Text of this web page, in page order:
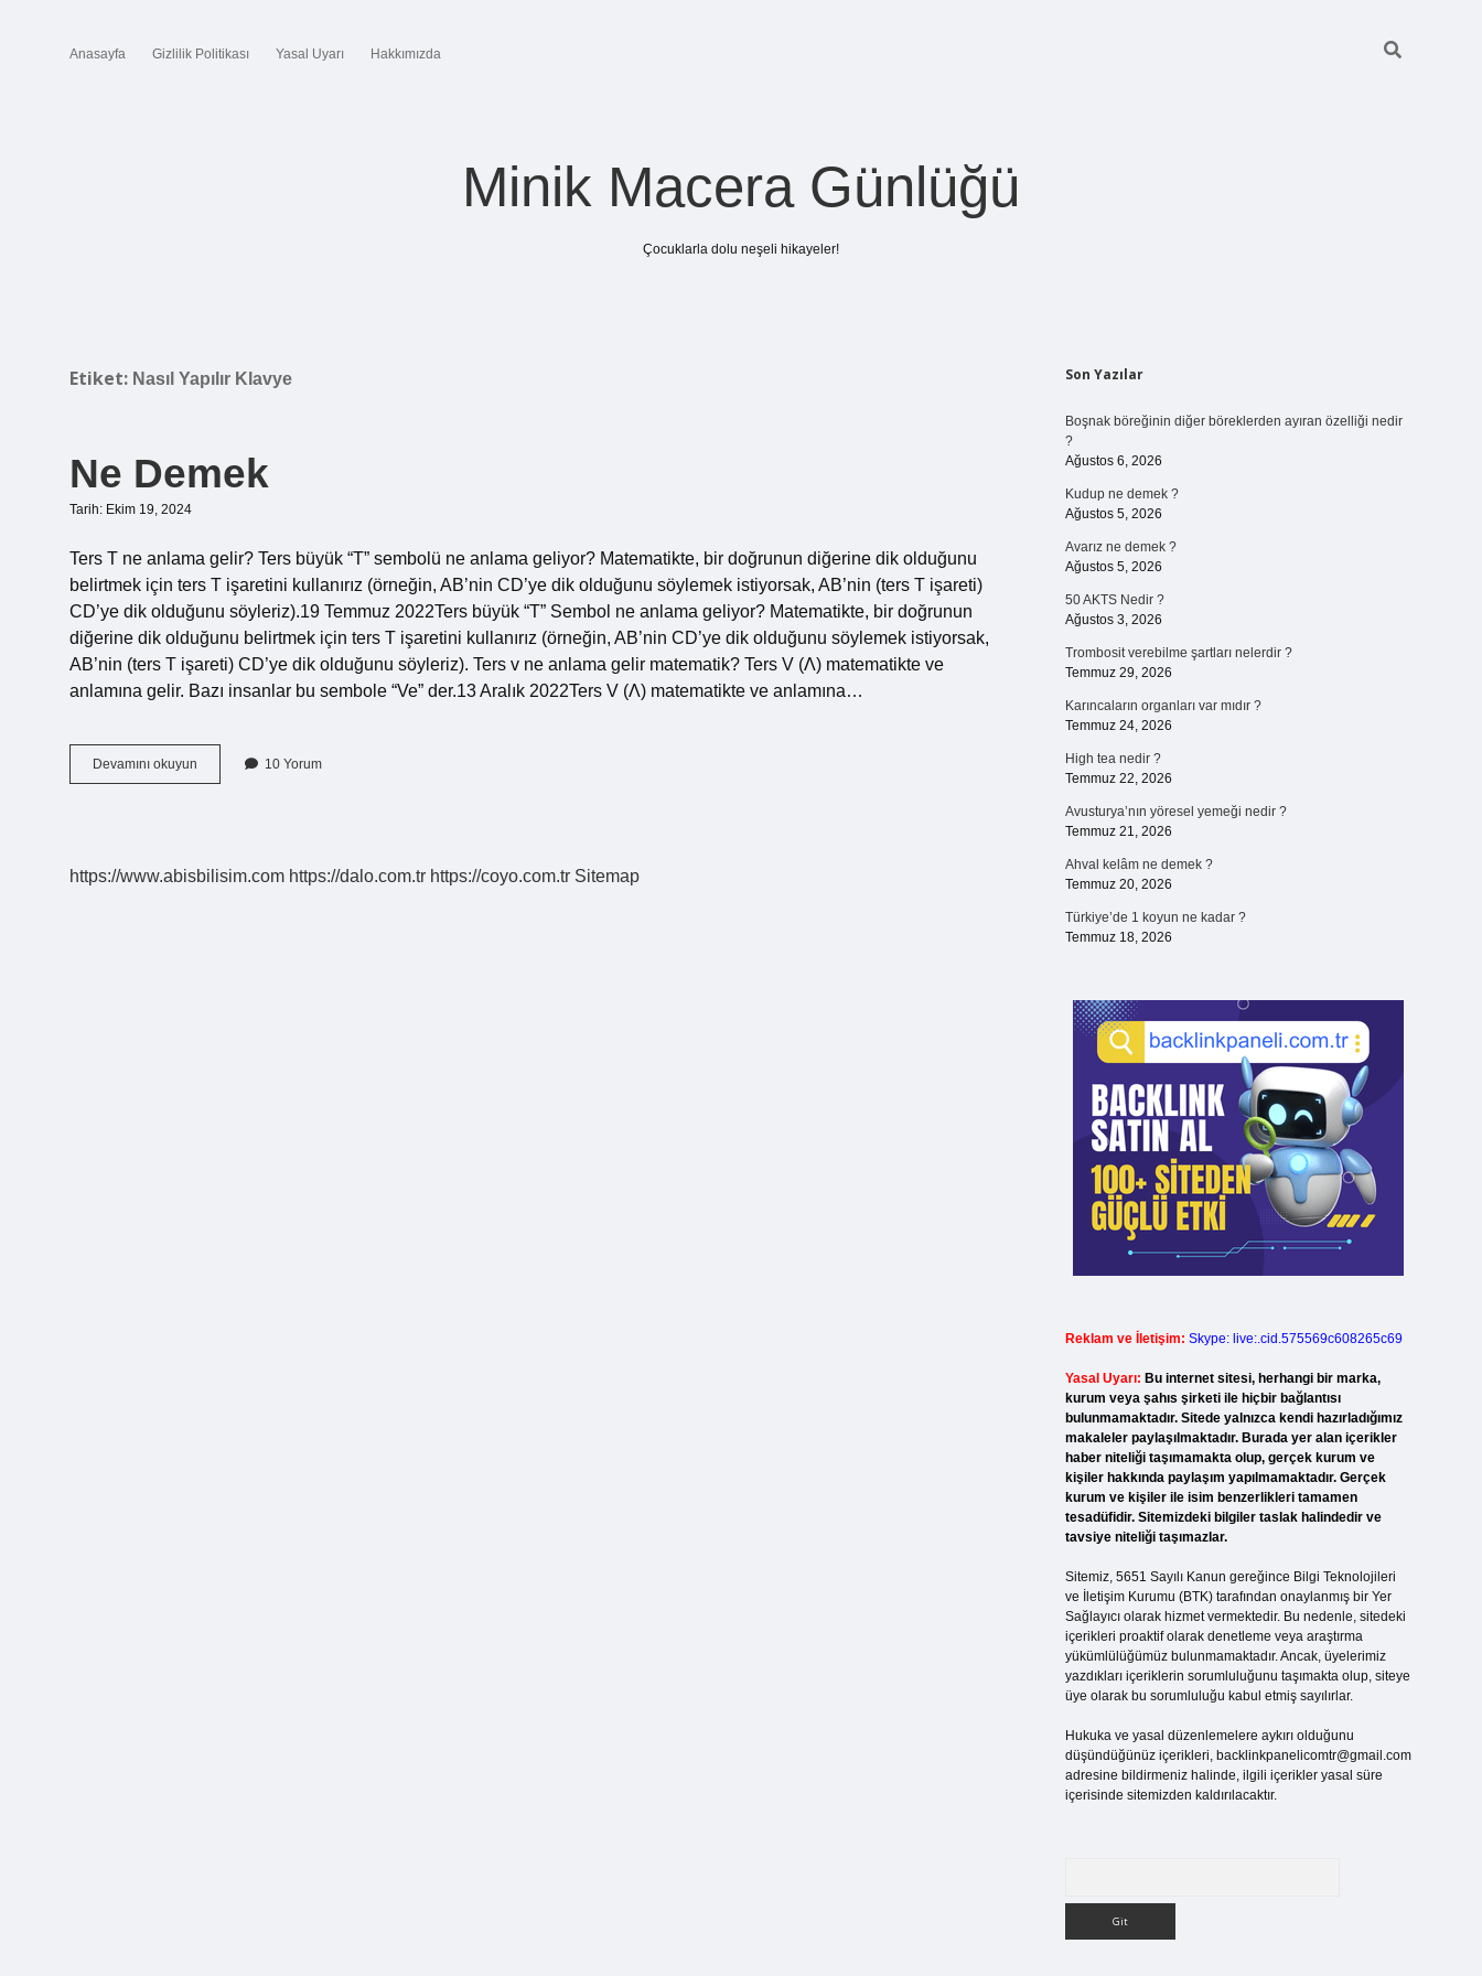
Anasayfa Gizlilik Politikası Yasal Uyarı Hakkımızda
Minik Macera Günlüğü
Çocuklarla dolu neşeli hikayeler!
Etiket: Nasıl Yapılır Klavye
Ne Demek
Tarih: Ekim 19, 2024
Ters T ne anlama gelir? Ters büyük “T” sembolü ne anlama geliyor? Matematikte, bir doğrunun diğerine dik olduğunu
belirtmek için ters T işaretini kullanırız (örneğin, AB’nin CD’ye dik olduğunu söylemek istiyorsak, AB’nin (ters T işareti)
CD’ye dik olduğunu söyleriz).19 Temmuz 2022Ters büyük “T” Sembol ne anlama geliyor? Matematikte, bir doğrunun
diğerine dik olduğunu belirtmek için ters T işaretini kullanırız (örneğin, AB’nin CD’ye dik olduğunu söylemek istiyorsak,
AB’nin (ters T işareti) CD’ye dik olduğunu söyleriz). Ters v ne anlama gelir matematik? Ters V (Λ) matematikte ve
anlamına gelir. Bazı insanlar bu sembole “Ve” der.13 Aralık 2022Ters V (Λ) matematikte ve anlamına…
Devamını okuyun
Demek
10 Yorum
https://www.abisbilisim.com https://dalo.com.tr https://coyo.com.tr Sitemap
Sidebar
Son Yazılar
Boşnak böreğinin diğer böreklerden ayıran özelliği nedir
?
Ağustos 6, 2026
Kudup ne demek ?
Ağustos 5, 2026
Avarız ne demek ?
Ağustos 5, 2026
50 AKTS Nedir ?
Ağustos 3, 2026
Trombosit verebilme şartları nelerdir ?
Temmuz 29, 2026
Karıncaların organları var mıdır ?
Temmuz 24, 2026
High tea nedir ?
Temmuz 22, 2026
Avusturya’nın yöresel yemeği nedir ?
Temmuz 21, 2026
Ahval kelâm ne demek ?
Temmuz 20, 2026
Türkiye’de 1 koyun ne kadar ?
Temmuz 18, 2026
Reklam ve İletişim: Skype: live:.cid.575569c608265c69
Yasal Uyarı: Bu internet sitesi, herhangi bir marka,
kurum veya şahıs şirketi ile hiçbir bağlantısı
bulunmamaktadır. Sitede yalnızca kendi hazırladığımız
makaleler paylaşılmaktadır. Burada yer alan içerikler
haber niteliği taşımamakta olup, gerçek kurum ve
kişiler hakkında paylaşım yapılmamaktadır. Gerçek
kurum ve kişiler ile isim benzerlikleri tamamen
tesadüfidir. Sitemizdeki bilgiler taslak halindedir ve
tavsiye niteliği taşımazlar.
Sitemiz, 5651 Sayılı Kanun gereğince Bilgi Teknolojileri
ve İletişim Kurumu (BTK) tarafından onaylanmış bir Yer
Sağlayıcı olarak hizmet vermektedir. Bu nedenle, sitedeki
içerikleri proaktif olarak denetleme veya araştırma
yükümlülüğümüz bulunmamaktadır. Ancak, üyelerimiz
yazdıkları içeriklerin sorumluluğunu taşımakta olup, siteye
üye olarak bu sorumluluğu kabul etmiş sayılırlar.
Hukuka ve yasal düzenlemelere aykırı olduğunu
düşündüğünüz içerikleri, backlinkpanelicomtr@gmail.com
adresine bildirmeniz halinde, ilgili içerikler yasal süre
içerisinde sitemizden kaldırılacaktır.